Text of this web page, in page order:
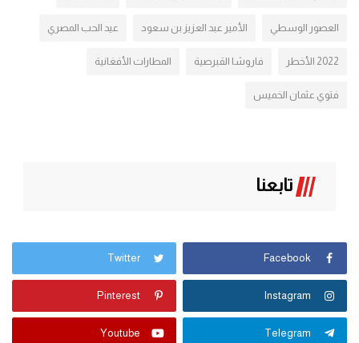
العصور الوسطي الأمير عبد العزيز بن سعود عيد الحب المصري
2022 الأخطر فاروشا القبرصية المطارات الأفغانية
فتوي عثمان الخميس
تابعنا
Facebook
Twitter
Instagram
Pinterest
Telegram
Youtube